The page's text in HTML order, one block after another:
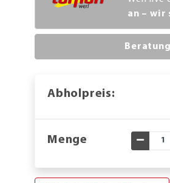
an – wir
Abholpreis:
Menge